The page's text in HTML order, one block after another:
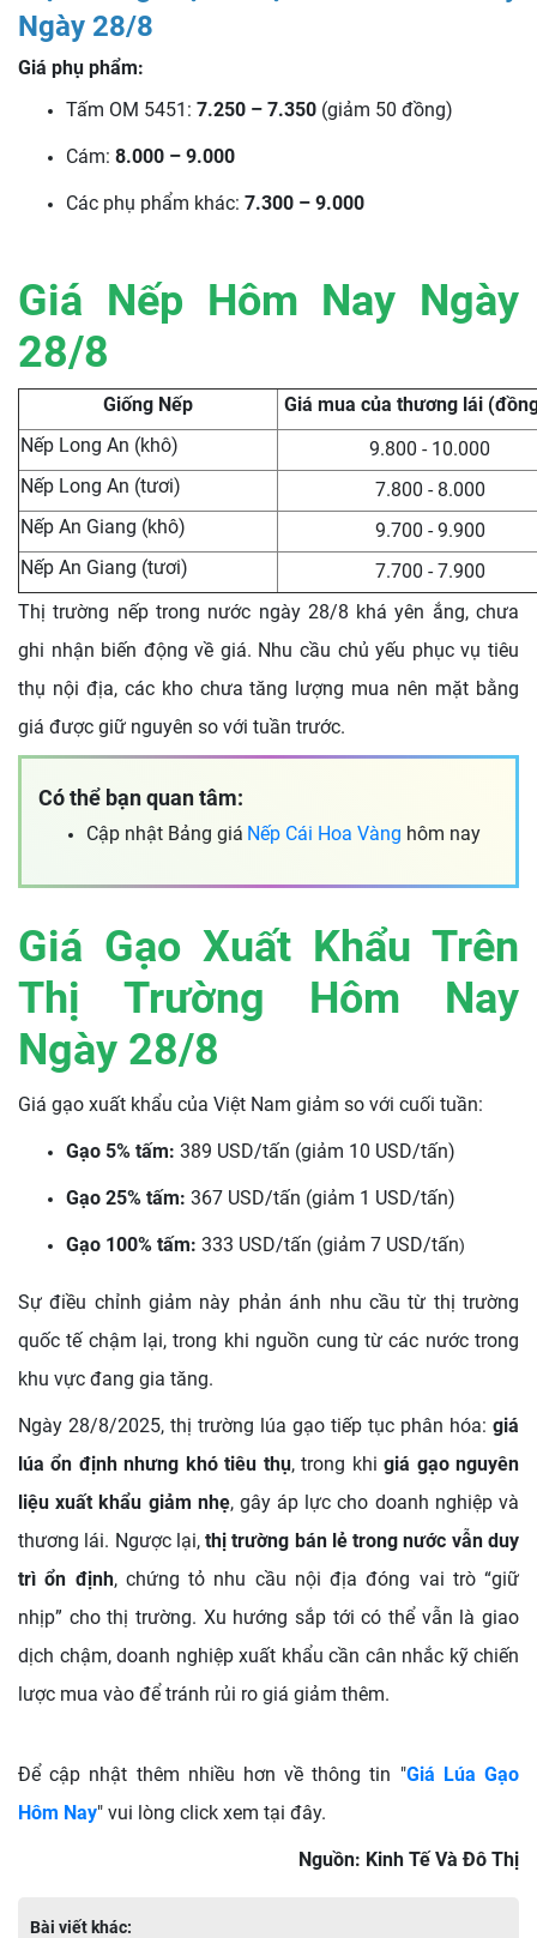
Ngày 28/8
Giá phụ phẩm:
Tấm OM 5451: 7.250 – 7.350 (giảm 50 đồng)
Cám: 8.000 – 9.000
Các phụ phẩm khác: 7.300 – 9.000
Giá Nếp Hôm Nay Ngày
28/8
Giống Nếp
Giá mua của thương lái
Nếp Long An (khô)
9.800 - 10.000
Nếp Long An (tươi)
7.800 - 8.000
Nếp An Giang (khô)
9.700 - 9.900
Nếp An Giang (tươi)
7.700 - 7.900
Thị trường nếp trong nước ngày 28/8 khá yên ắng, chưa
ghi nhận biến động về giá. Nhu cầu chủ yếu phục vụ tiêu
thụ nội địa, các kho chưa tăng lượng mua nên mặt bằng
giá được giữ nguyên so với tuần trước.
Có thể bạn quan tâm:
Cập nhật Bảng giá Nếp Cái Hoa Vàng hôm nay
Giá Gạo Xuất Khẩu Trên
Thị Trường Hôm Nay
Ngày 28/8
Giá gạo xuất khẩu của Việt Nam giảm so với cuối tuần:
Gạo 5% tấm: 389 USD/tấn (giảm 10 USD/tấn)
Gạo 25% tấm: 367 USD/tấn (giảm 1 USD/tấn)
Gạo 100% tấm: 333 USD/tấn (giảm 7 USD/tấn)
Sự điều chỉnh giảm này phản ánh nhu cầu từ thị trường
quốc tế chậm lại, trong khi nguồn cung từ các nước trong
khu vực đang gia tăng.
Ngày 28/8/2025, thị trường lúa gạo tiếp tục phân hóa: giá
lúa ổn định nhưng khó tiêu thụ, trong khigiá gạo nguyên
liệu xuất khẩu giảm nhẹ, gây áp lực cho doanh nghiệp và
thương lái. Ngược lại,thị trường bán lẻ trong nước vẫn duy
trì ổn định, chứng tỏ nhu cầu nội địa đóng vai trò “giữ
nhịp” cho thị trường. Xu hướng sắp tới có thể vẫn là giao
dịch chậm, doanh nghiệp xuất khẩu cần cân nhắc kỹ chiến
lược mua vào để tránh rủi ro giá giảm thêm.
Để cập nhật thêm nhiều hơn về thông tin "Giá Lúa Gạo
Hôm Nay" vui lòng click xem tại đây.
Nguồn: Kinh Tế Và Đô Thị
Bài viết khác: